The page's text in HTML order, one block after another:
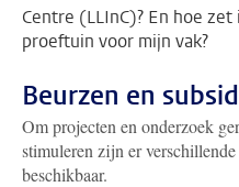
Centre (LLInC)? En hoe
proeftuin voor mijn vak?
Beurzen en
Om projecten en onderzoek
stimuleren zijn er verschillende
beschikbaar.